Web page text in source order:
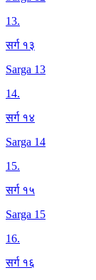
13.
सर्ग १३
Sarga 13
14.
सर्ग १४
Sarga 14
15.
सर्ग १५
Sarga 15
16.
सर्ग १६